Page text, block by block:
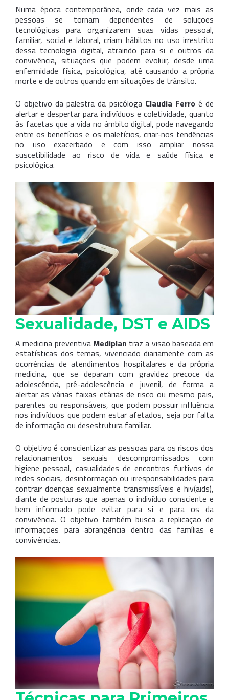
Numa época contemporânea, onde cada vez mais as
pessoas se tornam dependentes de soluções
tecnológicas para organizarem suas vidas pessoal,
familiar, social e laboral, criam hábitos no uso irrestrito
dessa tecnologia digital, atraindo para si e outros da
convivência, situações que podem evoluir, desde uma
enfermidade física, psicológica, até causando a própria
morte e de outros quando em situações de trânsito.
O objetivo da palestra da psicóloga Claudia Ferro é de
alertar e despertar para indivíduos e coletividade, quanto
às facetas que a vida no âmbito digital, pode navegando
entre os benefícios e os malefícios, criar-nos tendências
no uso exacerbado e com isso ampliar nossa
suscetibilidade ao risco de vida e saúde física e
psicológica.
Sexualidade, DST e AIDS
A medicina preventiva Mediplan traz a visão baseada em
estatísticas dos temas, vivenciado diariamente com as
ocorrências de atendimentos hospitalares e da própria
medicina, que se deparam com gravidez precoce da
adolescência, pré-adolescência e juvenil, de forma a
alertar as várias faixas etárias de risco ou mesmo pais,
parentes ou responsáveis, que podem possuir influência
nos indivíduos que podem estar afetados, seja por falta
de informação ou desestrutura familiar.
O objetivo é conscientizar as pessoas para os riscos dos
relacionamentos sexuais descompromissados com
higiene pessoal, casualidades de encontros furtivos de
redes sociais, desinformação ou irresponsabilidades para
contrair doenças sexualmente transmissíveis e hiv(aids),
diante de posturas que apenas o indivíduo consciente e
bem informado pode evitar para si e para os da
convivência. O objetivo também busca a replicação de
informações para abrangência dentro das famílias e
convivências.